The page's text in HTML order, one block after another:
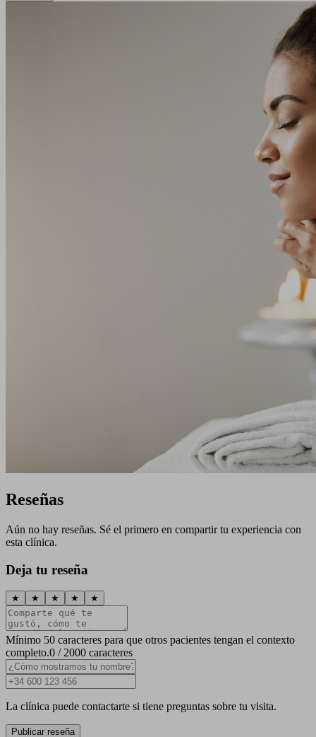
Reseñas
Aún no hay reseñas. Sé el primero en compartir tu experiencia con
esta clínica.
Deja tu reseña
★ ★ ★ ★ ★
Mínimo 50 caracteres para que otros pacientes tengan el contexto
completo.0 / 2000 caracteres
La clínica puede contactarte si tiene preguntas sobre tu visita.
Publicar reseña